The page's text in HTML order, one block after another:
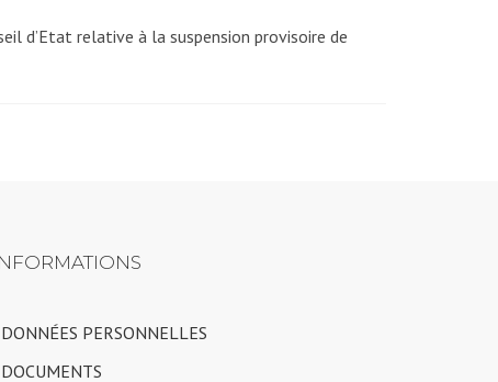
d’Etat relative à la suspension provisoire de
DONNÉES PERSONNELLES
DOCUMENTS